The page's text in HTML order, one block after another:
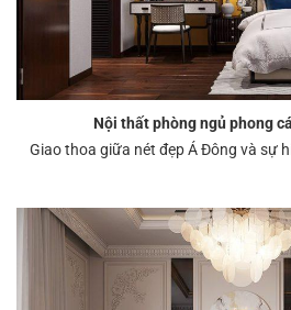
Nội thất phòng ngủ phong
Giao thoa giữa nét đẹp Á Đông và sự